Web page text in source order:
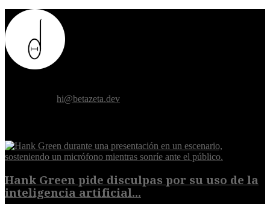
hi@betazeta.dev
Hank Green pide disculpas por su uso de la
inteligencia artificial...